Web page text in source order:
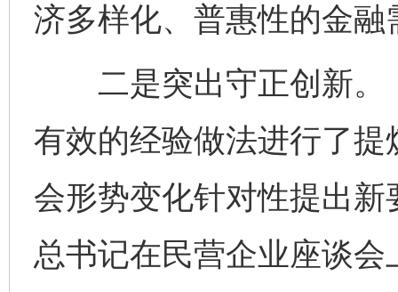
济多样化、普惠性的金融
二是突出守正创新。
有效的经验做法进行了
会形势变化针对性提出
总书记在民营企业座谈